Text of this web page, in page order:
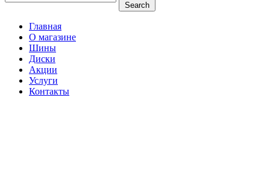
Search
Главная
О магазине
Шины
Диски
Акции
Услуги
Контакты